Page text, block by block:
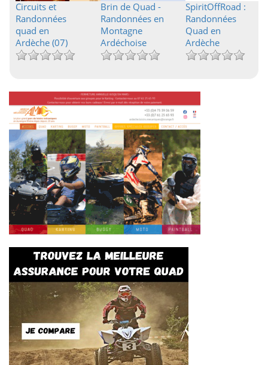
Circuits et
Randonnées
quad en
Ardèche (07)
Brin de Quad -
Randonnées en
Montagne
Ardéchoise
SpiritOffRoad :
Randonnées
Quad en
Ardèche